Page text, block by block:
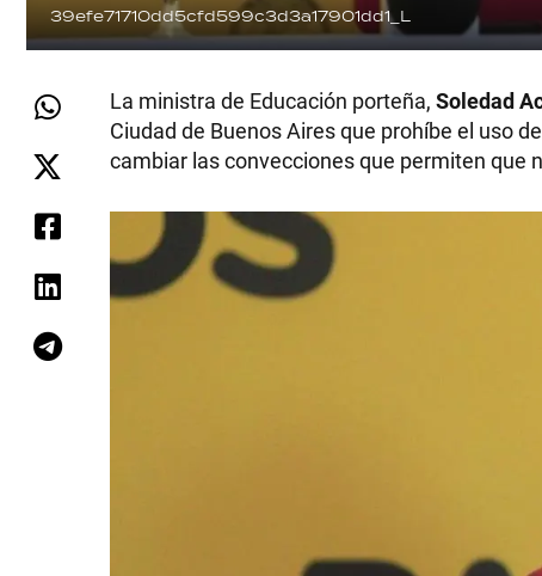
39efe71710dd5cfd599c3d3a17901dd1_L
La ministra de Educación porteña, Soledad
Ciudad de Buenos Aires que prohíbe el uso
cambiar las convecciones que permiten que